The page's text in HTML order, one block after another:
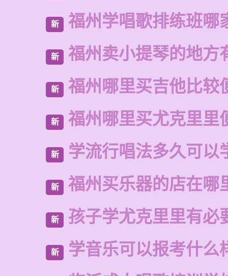
新 福州学唱歌排练班哪
新 福州卖小提琴的地方
新 福州哪里买吉他比较
新 福州哪里买尤克里里
新 学流行唱法多久可以
新 福州买乐器的店在哪
新 孩子学尤克里里有必
新
学音乐可以报考什么